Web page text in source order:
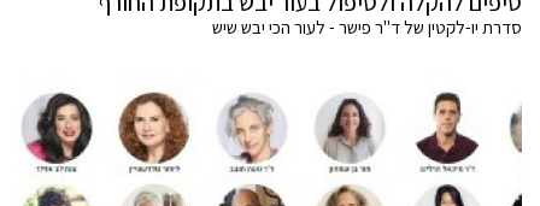
סדרת יו-לקטין של ד"ר פישר - לעור הכי יבש שיש